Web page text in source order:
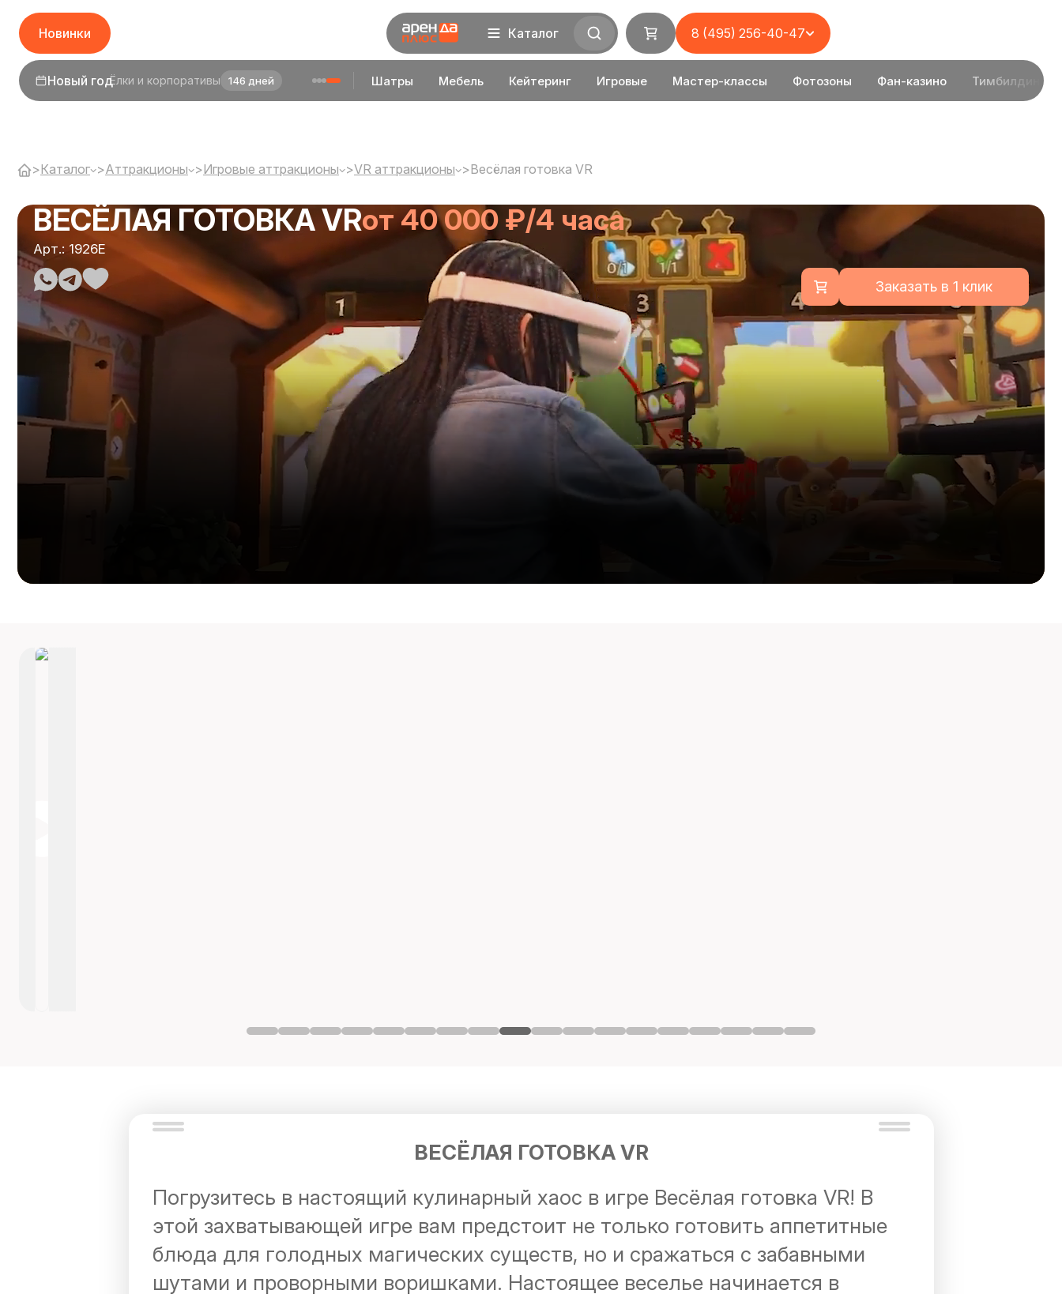
Новинки
1 сентябряДень знаний 24 дня Шатры Мебель Кейтеринг Игровые Мастер-классы Фотозоны Фан-казино Тимбилдинг
Каталог 8 (495) 256-40-47
>Каталог >Аттракционы >Игровые аттракционы >VR аттракционы >Весёлая готовка VR
ВЕСЁЛАЯ ГОТОВКА VRот 40 000 ₽/4 часа
Арт.: 1926E
Заказать в 1 клик
ВЕСЁЛАЯ ГОТОВКА VR
Погрузитесь в настоящий кулинарный хаос в игре Весёлая готовка VR! В
этой захватывающей игре вам предстоит не только готовить аппетитные
блюда для голодных магических существ, но и сражаться с забавными
шутами и проворными воришками. Настоящее веселье начинается в